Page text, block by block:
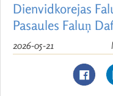
Dienvidkorejas
Pasaules Faluņ
2026-05-21